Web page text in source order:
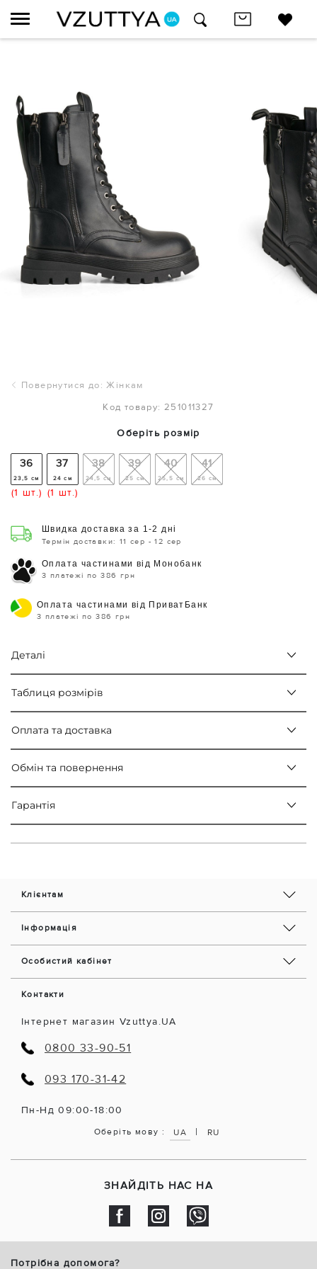
Повернутися до: Жінкам
Код товару: 251011327
Оберіть розмір
36
23,5 см
(1 шт.)
37
24 см
(1 шт.)
38
24,5 см
39
25 см
40
25,5 см
41
26 см
Швидка доставка за 1-2 дні
Термін доставки: 11 сер - 12 сер
Оплата частинами від Монобанк
3 платежі по 386 грн
Оплата частинами від ПриватБанк
3 платежі по 386 грн
Деталі
Таблиця розмірів
Оплата та доставка
Обмін та повернення
Гарантія
Клієнтам
Інформація
Особистий кабінет
Контакти
Інтернет магазин Vzuttya.UA
0800 33-90-51
093 170-31-42
Пн-Нд 09:00-18:00
Оберіть мову : UA | RU
ЗНАЙДІТЬ НАС НА
Потрібна допомога?